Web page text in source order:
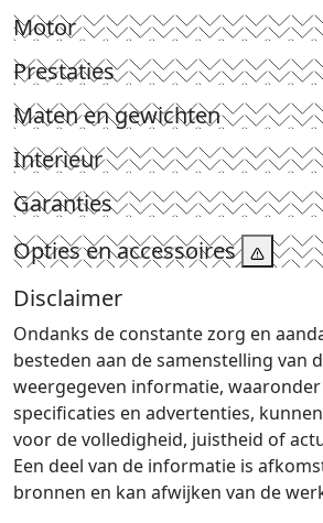
Motor
Prestaties
Maten en gewichten
Interieur
Garanties
Opties en accessoires
Disclaimer
Ondanks de constante zorg en
besteden aan de samenstelling van
weergegeven informatie,
specificaties en advertenties,
voor de volledigheid, juistheid of
Een deel van de informatie is
bronnen en kan afwijken van de